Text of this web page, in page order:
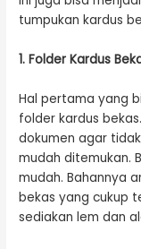
tumpukan kardus
1. Folder Kardus
Hal pertama yang
folder kardus
dokumen agar
mudah ditemukan.
mudah. Bahannya
bekas yang cukup
sediakan lem dan